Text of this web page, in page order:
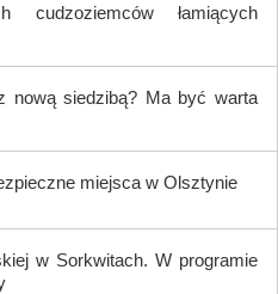
cudzoziemców łamiących
nową siedzibą? Ma być warta
miejsca w Olsztynie
w Sorkwitach. W programie